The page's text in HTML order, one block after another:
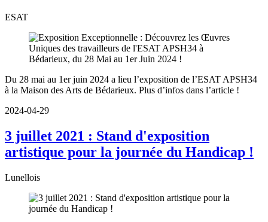
ESAT
Du 28 mai au 1er juin 2024 a lieu l’exposition de l’ESAT APSH34
à la Maison des Arts de Bédarieux. Plus d’infos dans l’article !
2024-04-29
3 juillet 2021 : Stand d'exposition
artistique pour la journée du Handicap !
Lunellois